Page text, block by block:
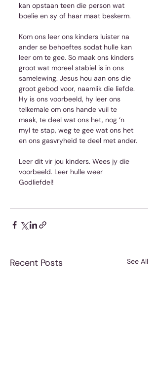
kan opstaan teen die person wat
boelie en sy of haar maat beskerm.
Kom ons leer ons kinders luister na
ander se behoeftes sodat hulle kan
leer om te gee. So maak ons kinders
groot wat moreel stabiel is in ons
samelewing. Jesus hou aan ons die
groot gebod voor, naamlik die liefde.
Hy is ons voorbeeld, hy leer ons
telkemale om ons hande vuil te
maak, te deel wat ons het, nog ‘n
myl te stap, weg te gee wat ons het
en ons gasvryheid te deel met ander.
Leer dit vir jou kinders. Wees jy die
voorbeeld. Leer hulle weer
Godliefdel!
Recent Posts See All